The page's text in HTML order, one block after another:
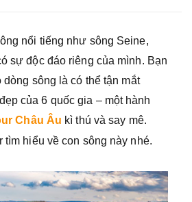
nổi tiếng như sông Seine,
sự độc đáo riêng của mình. Bạn
sông là có thể tận mắt
của 6 quốc gia – một hành
Châu Âu kì thú và say mê.
tìm hiểu về con sông này nhé.